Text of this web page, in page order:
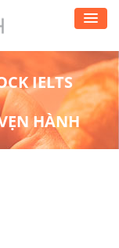
IELTS
HÀNH